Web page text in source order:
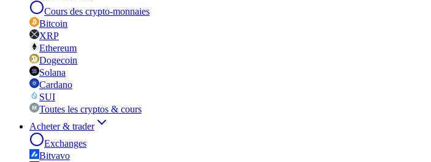
Cours des crypto-monnaies
Bitcoin
XRP
Ethereum
Dogecoin
Solana
Cardano
SUI
Toutes les cryptos & cours
Acheter & trader
Exchanges
Bitvavo